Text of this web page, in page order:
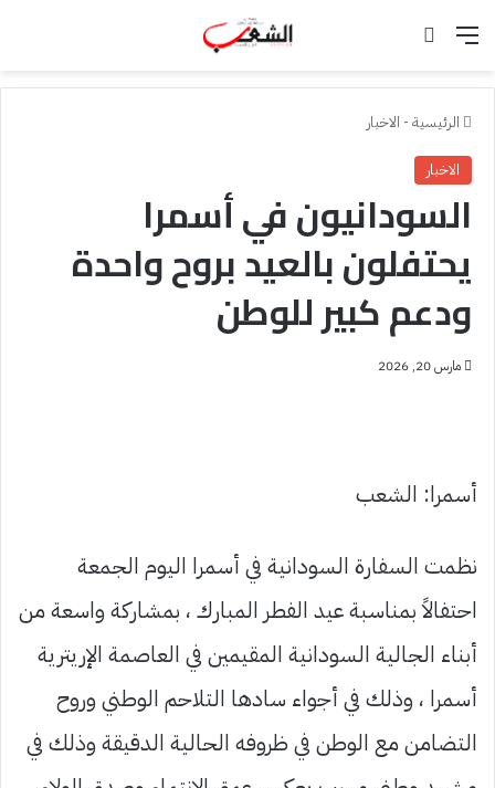
القائمة
الرئيسية - الاخبار
الاخبار
السودانيون في أسمرا
يحتفلون بالعيد بروح واحدة
ودعم كبير للوطن
مارس 20, 2026
أسمرا: الشعب
نظمت السفارة السودانية في أسمرا اليوم الجمعة
احتفالاً بمناسبة عيد الفطر المبارك ، بمشاركة واسعة من
أبناء الجالية السودانية المقيمين في العاصمة الإريترية
أسمرا ، وذلك في أجواء سادها التلاحم الوطني وروح
التضامن مع الوطن في ظروفه الحالية الدقيقة وذلك في